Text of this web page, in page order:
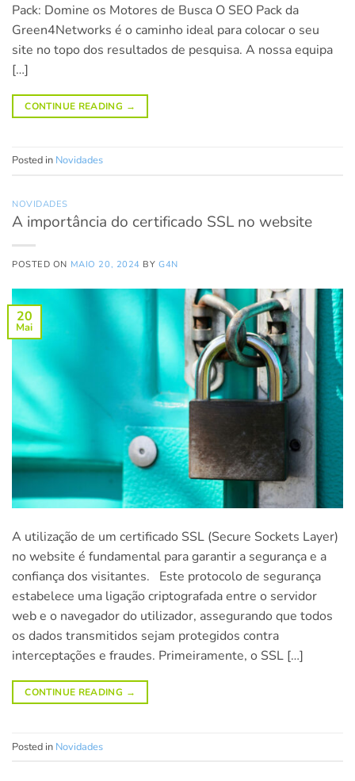
Pack: Domine os Motores de Busca O SEO Pack da
Green4Networks é o caminho ideal para colocar o seu
site no topo dos resultados de pesquisa. A nossa equipa
[…]
CONTINUE READING →
Posted in Novidades
NOVIDADES
A importância do certificado SSL no website
POSTED ON MAIO 20, 2024 BYG4N
20
Mai
A utilização de um certificado SSL (Secure Sockets Layer)
no website é fundamental para garantir a segurança e a
confiança dos visitantes. Este protocolo de segurança
estabelece uma ligação criptografada entre o servidor
web e o navegador do utilizador, assegurando que todos
os dados transmitidos sejam protegidos contra
interceptações e fraudes. Primeiramente, o SSL […]
CONTINUE READING →
Posted in Novidades